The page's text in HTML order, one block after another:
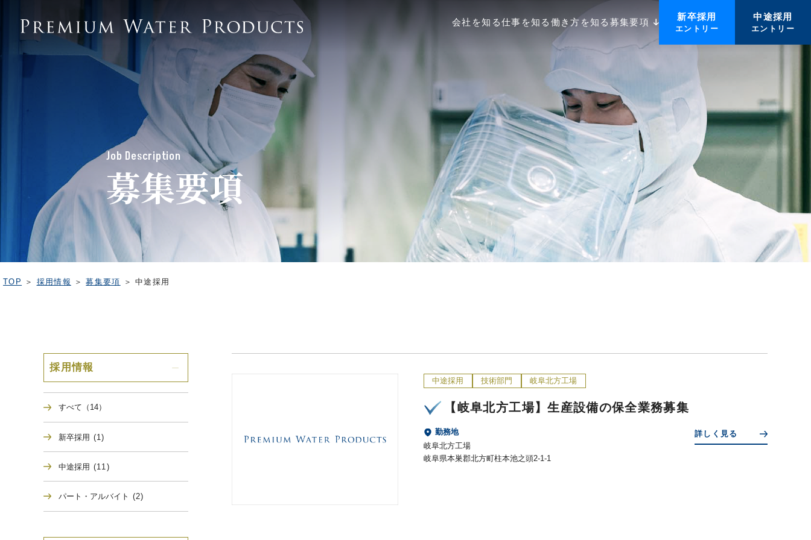
会社を知る仕事を知る 働き方を知る 募集要項
新卒採用
エントリー
中途採用
エントリー
Job Description
募集要項
TOP ＞ 採用情報 ＞ 募集要項 ＞ 中途採用
採用情報
すべて（14）
新卒採用 (1)
中途採用 (11)
パート・アルバイト (2)
中途採用 技術部門 岐阜北方工場
【岐阜北方工場】生産設備の保全業務募集
勤務地
岐阜北方工場
岐阜県本巣郡北方町柱本池之頭2-1-1
詳しく見る